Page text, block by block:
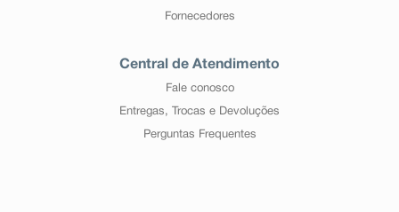
Fornecedores
Central de Atendimento
Fale conosco
Entregas, Trocas e Devoluções
Perguntas Frequentes